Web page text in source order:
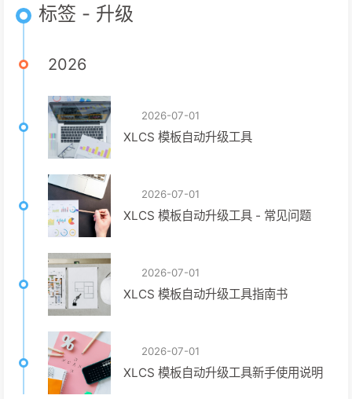
标签 - 升级
2026
2026-07-01
XLCS 模板自动升级工具
2026-07-01
XLCS 模板自动升级工具 - 常见问题
2026-07-01
XLCS 模板自动升级工具指南书
2026-07-01
XLCS 模板自动升级工具新手使用说明